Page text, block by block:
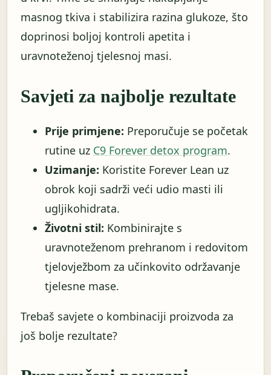
masnog tkiva i stabilizira razina glukoze, što
doprinosi boljoj kontroli apetita i
uravnoteženoj tjelesnoj masi.
Savjeti za najbolje rezultate
Prije primjene: Preporučuje se početak
rutine uz C9 Forever detox program.
Uzimanje: Koristite Forever Lean uz
obrok koji sadrži veći udio masti ili
ugljikohidrata.
Životni stil: Kombinirajte s
uravnoteženom prehranom i redovitom
tjelovježbom za učinkovito održavanje
tjelesne mase.
Trebaš savjete o kombinaciji proizvoda za
još bolje rezultate?